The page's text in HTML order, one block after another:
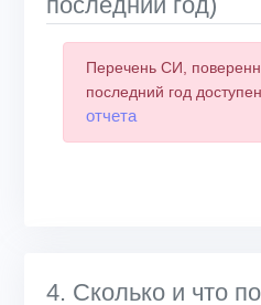
Перечень СИ,
последний год
отчета
4. Сколько и что